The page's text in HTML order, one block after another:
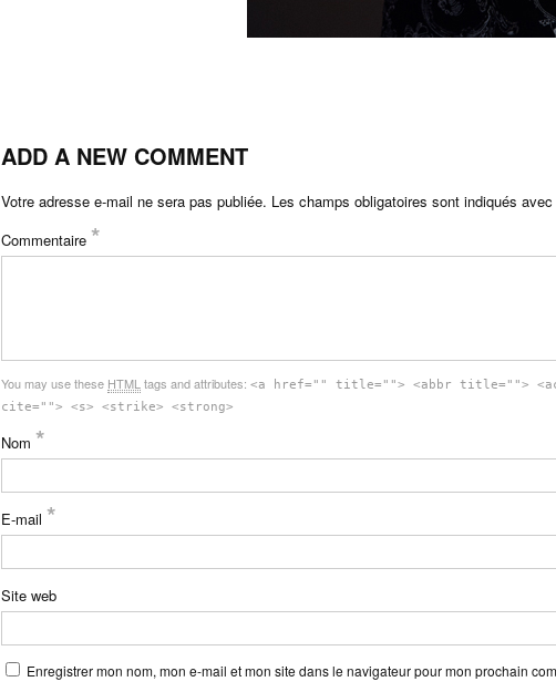
ADD A NEW COMMENT
Votre adresse e-mail ne sera pas publiée. Les champs obligatoires sont indiqués avec
Commentaire *
You may use these HTML tags and attributes: <a href="" title=""> <abbr title="">
cite=""> <s> <strike> <strong>
Nom *
E-mail *
Site web
Enregistrer mon nom, mon e-mail et mon site dans le navigateur pour mon prochain